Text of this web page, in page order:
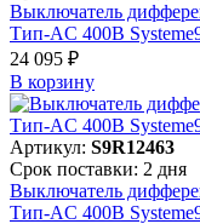
Выключатель
Тип-AC 400В
24 095 ₽
В корзинy
Артикул: S9R12463
Срок поставки: 2 дня
Выключатель
Тип-AC 400В